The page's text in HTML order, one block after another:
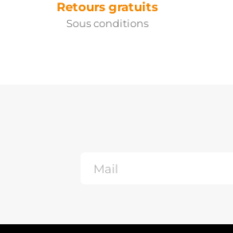
Retours gratuits
Sous conditions